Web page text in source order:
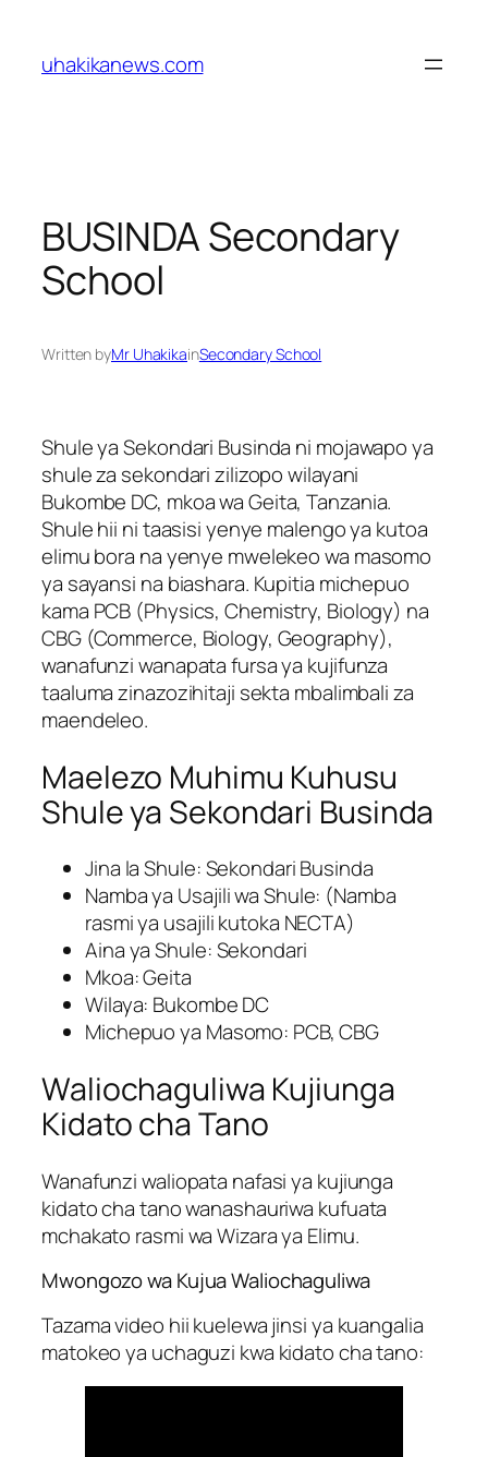
content
uhakikanews.com
BUSINDA Secondary
School
Written byMr UhakikainSecondary School
Shule ya Sekondari Businda ni mojawapo ya
shule za sekondari zilizopo wilayani
Bukombe DC, mkoa wa Geita, Tanzania.
Shule hii ni taasisi yenye malengo ya kutoa
elimu bora na yenye mwelekeo wa masomo
ya sayansi na biashara. Kupitia michepuo
kama PCB (Physics, Chemistry, Biology) na
CBG (Commerce, Biology, Geography),
wanafunzi wanapata fursa ya kujifunza
taaluma zinazozihitaji sekta mbalimbali za
maendeleo.
Maelezo Muhimu Kuhusu
Shule ya Sekondari Businda
Jina la Shule: Sekondari Businda
Namba ya Usajili wa Shule: (Namba
rasmi ya usajili kutoka NECTA)
Aina ya Shule: Sekondari
Mkoa: Geita
Wilaya: Bukombe DC
Michepuo ya Masomo: PCB, CBG
Waliochaguliwa Kujiunga
Kidato cha Tano
Wanafunzi waliopata nafasi ya kujiunga
kidato cha tano wanashauriwa kufuata
mchakato rasmi wa Wizara ya Elimu.
Mwongozo wa Kujua Waliochaguliwa
Tazama video hii kuelewa jinsi ya kuangalia
matokeo ya uchaguzi kwa kidato cha tano: